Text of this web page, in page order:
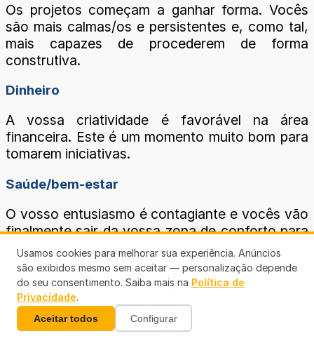
Os projetos começam a ganhar forma. Vocês
são mais calmas/os e persistentes e, como tal,
mais capazes de procederem de forma
construtiva.
Dinheiro
A vossa criatividade é favorável na área
financeira. Este é um momento muito bom para
tomarem iniciativas.
Saúde/bem-estar
O vosso entusiasmo é contagiante e vocês vão
finalmente sair da vossa zona de conforto para
benefício de todos!
Usamos cookies para melhorar sua experiência. Anúncios
são exibidos mesmo sem aceitar — personalização depende
do seu consentimento. Saiba mais na Política de
Privacidade.
Aceitar todos Configurar